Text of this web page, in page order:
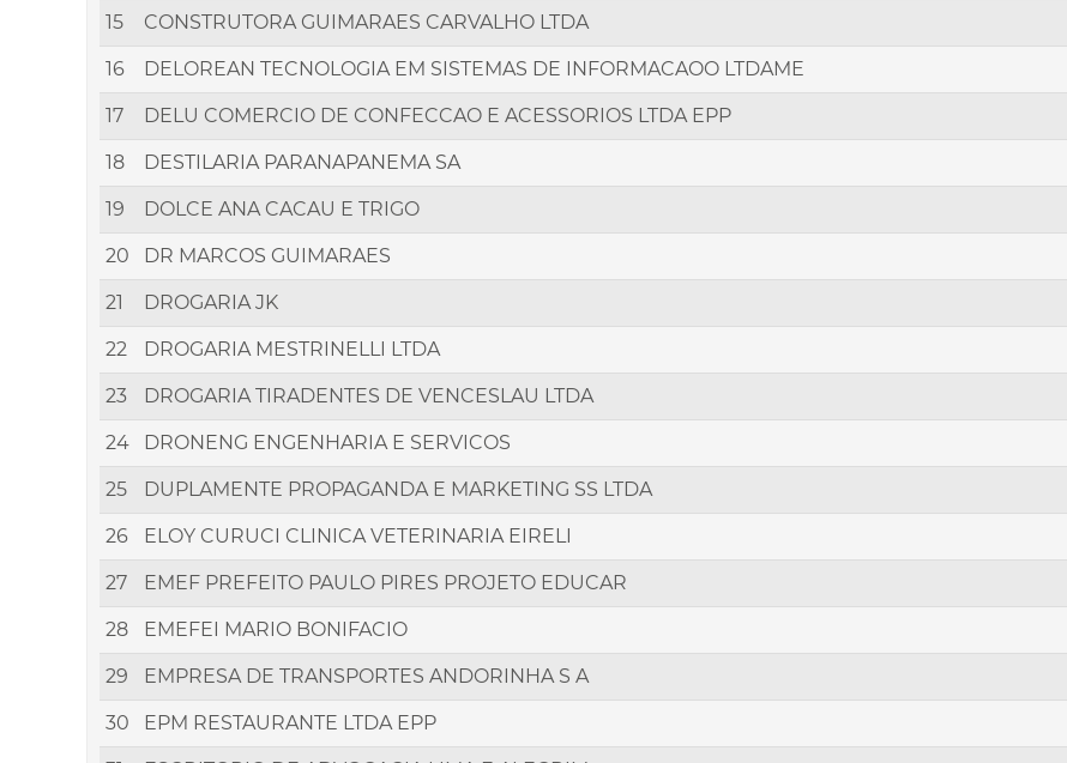
15 CONSTRUTORA GUIMARAES CARVALHO LTDA
16 DELOREAN TECNOLOGIA EM SISTEMAS DE INFORMACAOO LTDAME
17 DELU COMERCIO DE CONFECCAO E ACESSORIOS LTDA EPP
18 DESTILARIA PARANAPANEMA SA
19 DOLCE ANA CACAU E TRIGO
20 DR MARCOS GUIMARAES
21 DROGARIA JK
22 DROGARIA MESTRINELLI LTDA
23 DROGARIA TIRADENTES DE VENCESLAU LTDA
24 DRONENG ENGENHARIA E SERVICOS
25 DUPLAMENTE PROPAGANDA E MARKETING SS LTDA
26 ELOY CURUCI CLINICA VETERINARIA EIRELI
27 EMEF PREFEITO PAULO PIRES PROJETO EDUCAR
28 EMEFEI MARIO BONIFACIO
29 EMPRESA DE TRANSPORTES ANDORINHA S A
30 EPM RESTAURANTE LTDA EPP